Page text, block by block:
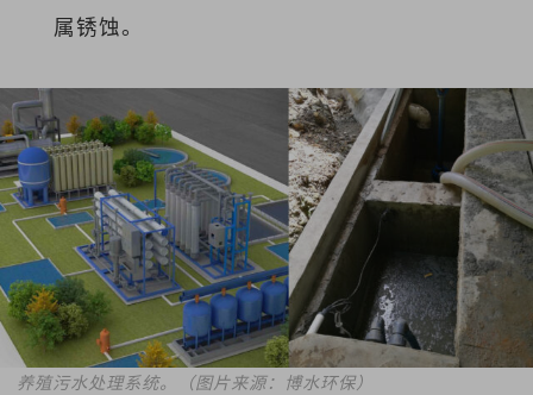
属锈蚀。
养殖污水处理系统。（图片来源：博水环保）